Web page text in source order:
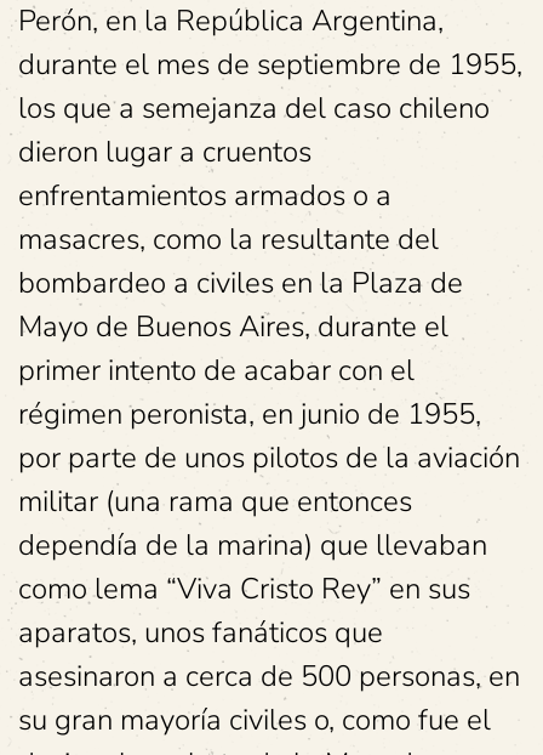
Perón, en la República Argentina,
durante el mes de septiembre de 1955,
los que a semejanza del caso chileno
dieron lugar a cruentos
enfrentamientos armados o a
masacres, como la resultante del
bombardeo a civiles en la Plaza de
Mayo de Buenos Aires, durante el
primer intento de acabar con el
régimen peronista, en junio de 1955,
por parte de unos pilotos de la aviación
militar (una rama que entonces
dependía de la marina) que llevaban
como lema “Viva Cristo Rey” en sus
aparatos, unos fanáticos que
asesinaron a cerca de 500 personas, en
su gran mayoría civiles o, como fue el